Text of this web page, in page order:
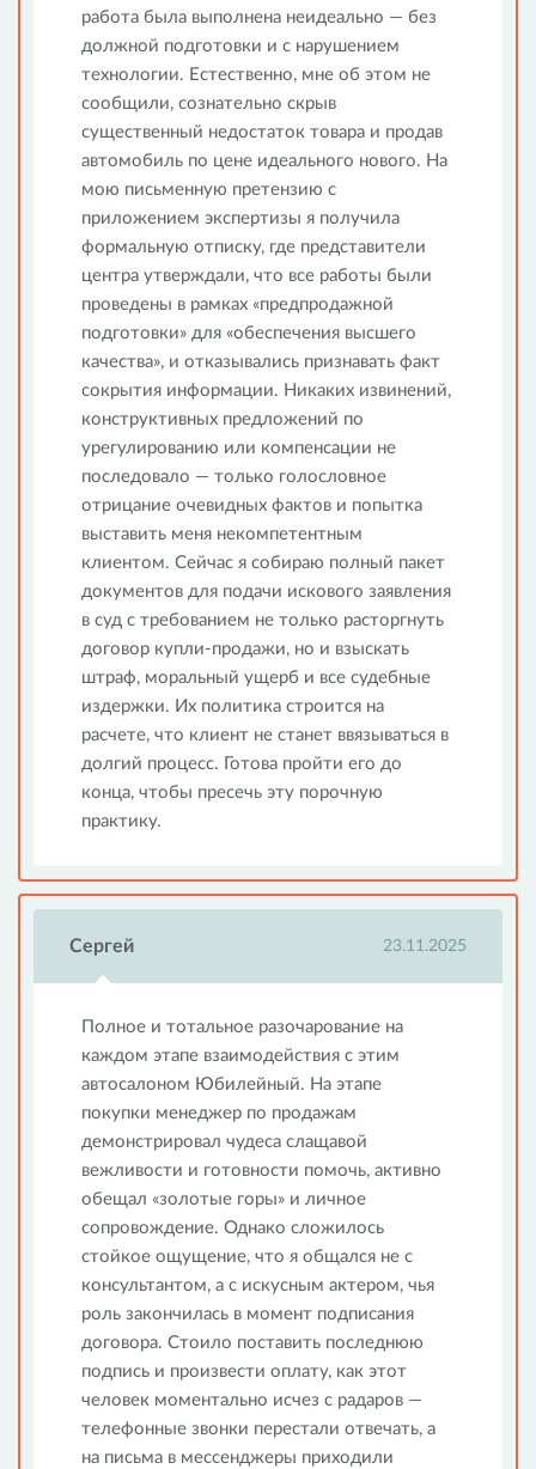
работа была выполнена неидеально — без
должной подготовки и с нарушением
технологии. Естественно, мне об этом не
сообщили, сознательно скрыв
существенный недостаток товара и продав
автомобиль по цене идеального нового. На
мою письменную претензию с
приложением экспертизы я получила
формальную отписку, где представители
центра утверждали, что все работы были
проведены в рамках «предпродажной
подготовки» для «обеспечения высшего
качества», и отказывались признавать факт
сокрытия информации. Никаких извинений,
конструктивных предложений по
урегулированию или компенсации не
последовало — только голословное
отрицание очевидных фактов и попытка
выставить меня некомпетентным
клиентом. Сейчас я собираю полный пакет
документов для подачи искового заявления
в суд с требованием не только расторгнуть
договор купли-продажи, но и взыскать
штраф, моральный ущерб и все судебные
издержки. Их политика строится на
расчете, что клиент не станет ввязываться в
долгий процесс. Готова пройти его до
конца, чтобы пресечь эту порочную
практику.
Сергей 23.11.2025
Полное и тотальное разочарование на
каждом этапе взаимодействия с этим
автосалоном Юбилейный. На этапе
покупки менеджер по продажам
демонстрировал чудеса слащавой
вежливости и готовности помочь, активно
обещал «золотые горы» и личное
сопровождение. Однако сложилось
стойкое ощущение, что я общался не с
консультантом, а с искусным актером, чья
роль закончилась в момент подписания
договора. Стоило поставить последнюю
подпись и произвести оплату, как этот
человек моментально исчез с радаров —
телефонные звонки перестали отвечать, а
на письма в мессенджеры приходили